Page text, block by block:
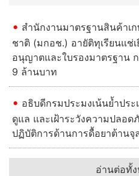
สำนักงานมาตรฐานสินค้าเ
ชาติ (มกอช.) อายัติทุเรียนแช่
อนุญาตและใบรองมาตรฐาน
9 ล้านบาท
อธิบดีกรมประมงเน้นย้ำปร
ดูแล และเฝ้าระวังความปลอ
ปฏิบัติการด้านการดื้อยาต้าน
อ่านต่อทั้